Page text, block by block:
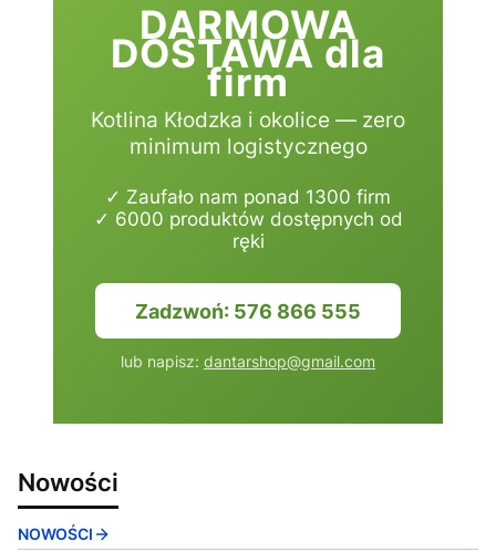
DARMOWA
DOSTAWA dla
firm
Kotlina Kłodzka i okolice — zero
minimum logistycznego
✓ Zaufało nam ponad 1300 firm
✓ 6000 produktów dostępnych od
ręki
Zadzwoń: 576 866 555
lub napisz: dantarshop@gmail.com
Nowości
NOWOŚCI